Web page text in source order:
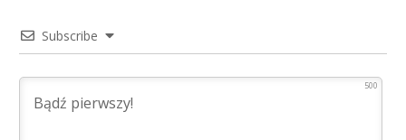
Subscribe
500